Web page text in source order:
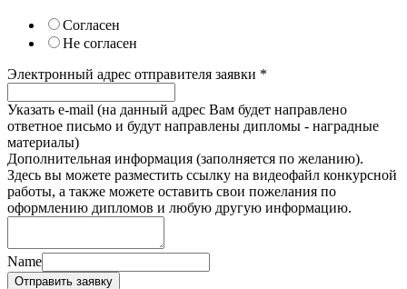
Согласен
Не согласен
Электронный адрес отправителя заявки *
Указать e-mail (на данный адрес Вам будет направлено
ответное письмо и будут направлены дипломы - наградные
материалы)
Дополнительная информация (заполняется по желанию).
Здесь вы можете разместить ссылку на видеофайл конкурсной
работы, а также можете оставить свои пожелания по
оформлению дипломов и любую другую информацию.
Name
Отправить заявку